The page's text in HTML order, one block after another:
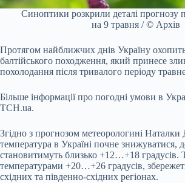
Синоптики розкрили деталі прогнозу
на 9 травня / © Архів
Протягом найближчих днів Україну
балтійського походження, який принесе
похолодання після тривалого періоду
Більше інформації про погодні умови в
ТСН.ua.
Згідно з прогнозом метеорологині Наталки
температура в Україні почне знижуватися,
становитимуть близько +12…+18 градусів.
температурами +20…+26 градусів,
східних та південно-східних регіонах.